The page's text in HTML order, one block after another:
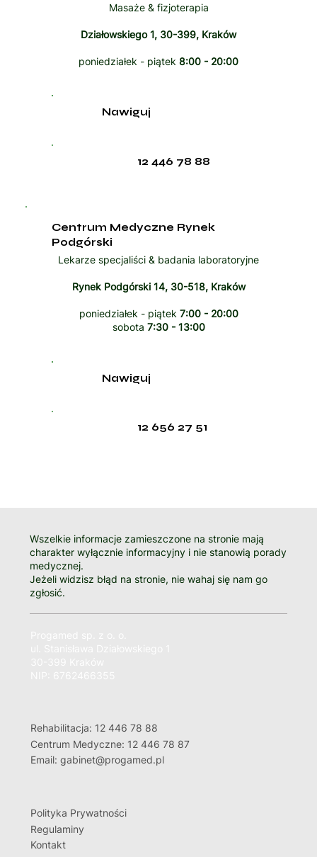
Masaże & fizjoterapia
Działowskiego 1, 30-399, Kraków
poniedziałek - piątek 8:00 - 20:00
12 446 78 88
Nawiguj
Centrum Medyczne Rynek
Podgórski
Lekarze specjaliści & badania laboratoryjne
Rynek Podgórski 14, 30-518, Kraków
poniedziałek - piątek 7:00 - 20:00
sobota 7:30 - 13:00
12 656 27 51
Nawiguj
Wszelkie informacje zamieszczone na stronie mają
charakter wyłącznie informacyjny i nie stanowią porady
medycznej.
Jeżeli widzisz błąd na stronie, nie wahaj się nam go
zgłosić.
Rehabilitacja: 12 446 78 88
Centrum Medyczne: 12 446 78 87
Email: gabinet@progamed.pl
Polityka Prywatności
Regulaminy
Kontakt